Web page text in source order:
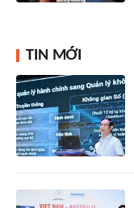
TIN MỚI